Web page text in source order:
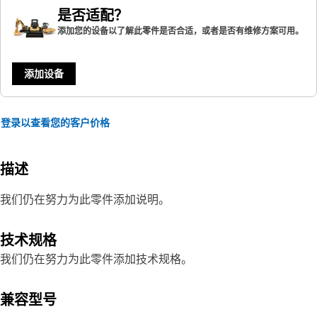
是否适配？
添加您的设备以了解此零件是否合适，或者是否有维修方案可用。
添加设备
登录以查看您的客户价格
描述
我们仍在努力为此零件添加说明。
技术规格
我们仍在努力为此零件添加技术规格。
兼容型号